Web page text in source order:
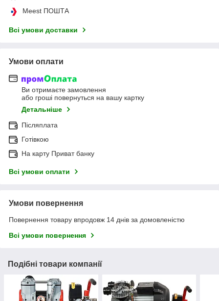
Meest ПОШТА
Всі умови доставки
Умови оплати
Ви отримаєте замовлення
або гроші повернуться на вашу картку
Детальніше
Післяплата
Готівкою
На карту Приват банку
Всі умови оплати
Умови повернення
Повернення товару впродовж 14 днів за домовленістю
Всі умови повернення
Подібні товари компанії